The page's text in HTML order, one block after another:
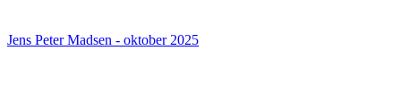
Jens Peter Madsen - oktober 2025